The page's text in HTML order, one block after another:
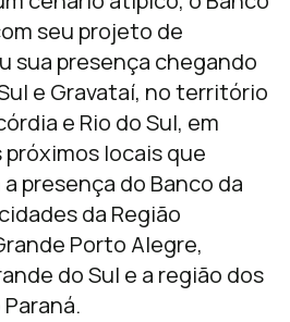
seu projeto de
sua presença chegando
e Gravataí, no território
e Rio do Sul, em
locais que
presença do Banco da
da Região
Porto Alegre,
do Sul e a região dos